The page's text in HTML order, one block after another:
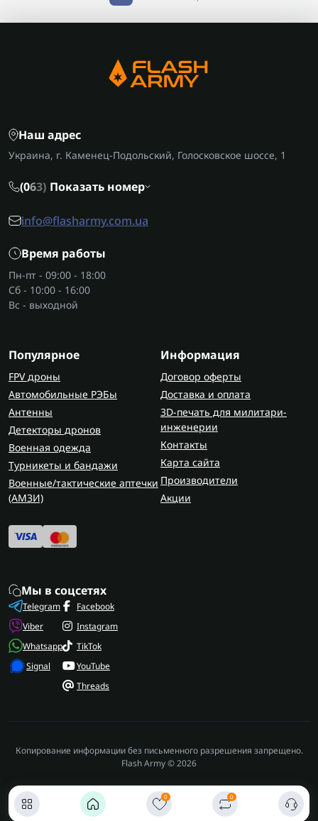
0 0
Наш адрес
Украина, г. Каменец-Подольский, Голосковское шоссе, 1
(063) Показать номер
info@flasharmy.com.ua
Время работы
Пн-пт - 09:00 - 18:00
Сб - 10:00 - 16:00
Вс - выходной
Популярное
FPV дроны
Автомобильные РЭБы
Антенны
Детекторы дронов
Военная одежда
Турникеты и бандажи
Военные/тактические аптечки
(AMЗИ)
Информация
Договор оферты
Доставка и оплата
3D-печать для милитари-
инженерии
Контакты
Карта сайта
Производители
Акции
Мы в соцсетях
Telegram
Viber
Whatsapp
Signal
Facebook
Instagram
TikTok
YouTube
Threads
Копирование информации без письменного разрешения запрещено.
Flash Army © 2026